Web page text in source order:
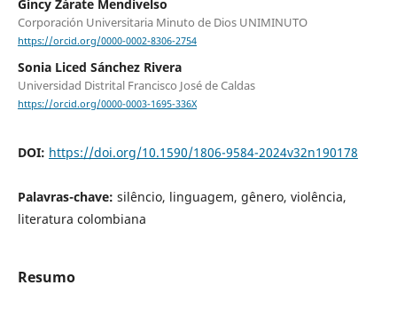
Gincy Zárate Mendivelso
Corporación Universitaria Minuto de Dios UNIMINUTO
https://orcid.org/0000-0002-8306-2754
Sonia Liced Sánchez Rivera
Universidad Distrital Francisco José de Caldas
https://orcid.org/0000-0003-1695-336X
DOI: https://doi.org/10.1590/1806-9584-2024v32n190178
Palavras-chave: silêncio, linguagem, gênero, violência,
literatura colombiana
Resumo